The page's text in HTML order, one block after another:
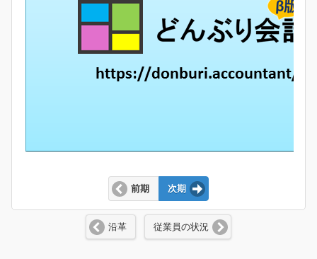
前期 次期
沿革 従業員の状況